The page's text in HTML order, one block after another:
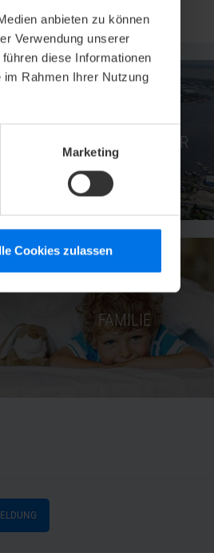
anbieten zu können
Verwendung unserer
diese Informationen
Rahmen Ihrer Nutzung
Marketing
Cookies zulassen
26382 Wilhelmshaven
FREIZEIT & KULTUR
FAMILIE